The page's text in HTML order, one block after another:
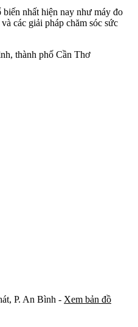
nhất hiện nay như máy đo
các giải pháp chăm sóc sức
thành phố Cần Thơ
P. An Bình - Xem bản đồ